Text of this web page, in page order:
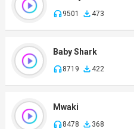
9501 473
Baby Shark
8719 422
Mwaki
8478 368